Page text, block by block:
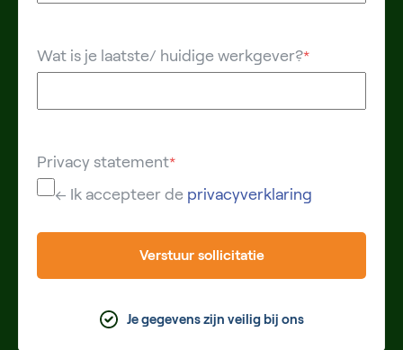
Wat is je laatste/ huidige werkgever?*
Privacy statement*
← Ik accepteer de privacyverklaring
Verstuur sollicitatie
Je gegevens zijn veilig bij ons